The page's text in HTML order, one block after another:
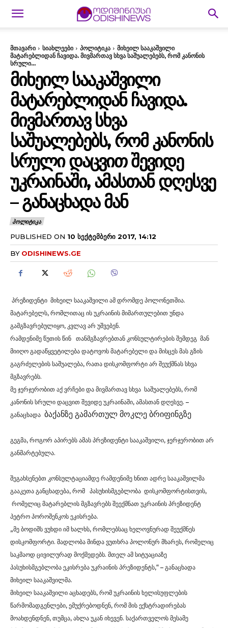
მთავარი სიახლეები პოლიტიკა
მიხეილ სააკაშვილი
მატარებლიდან ჩავიდა. მივმართავ სხვა საშუალებებს, რომ კანონის
სრული...
ᲛᲘᲮᲔᲘᲚ ᲡᲐᲐᲙᲐᲨᲕᲘᲚᲘ
ᲛᲐᲢᲐᲠᲔᲑᲚᲘᲓᲐᲜ ᲩᲐᲕᲘᲓᲐ.
ᲛᲘᲕᲛᲐᲠᲗᲐᲕ ᲡᲮᲕᲐ
ᲡᲐᲨᲣᲐᲚᲔᲑᲔᲑᲡ, ᲠᲝᲛ ᲙᲐᲜᲝᲜᲘᲡ
ᲡᲠᲣᲚᲘ ᲓᲐᲪᲕᲘᲗ ᲨᲔᲕᲘᲓᲔ
ᲣᲙᲠᲐᲘᲜᲐᲨᲘ, ᲐᲛᲐᲡᲗᲐᲜ ᲓᲦᲔᲡᲕᲔ
– ᲒᲐᲜᲐᲪᲮᲐᲓᲐ ᲛᲐᲜ
ᲞᲝᲚᲘᲢᲘᲙᲐ
PUBLISHED ON 10 ᲡᲔᲥᲢᲔᲛᲑᲔᲠᲘ 2017, 14:12
BY ODISHINEWS.GE
პრეზიდენტი მიხეილ სააკაშვილი ამ დრომდე პოლონეთშია.
მატარებელს, რომლითაც ის უკრაინის მიმართულებით უნდა
გამგზავრებულიყო, კვლავ არ უშვებენ.
რამდენიმე წუთის წინ თანმგზავრებთან კონსულტირების შემდეგ მან
მიიღო გადაწყვეტილება დატოვოს მატარებელი და მისცეს მას გზის
გაგრძელების საშუალება, რათა დისკომფორტი არ შეუქმნას სხვა
მგზავრებს.
მე ჯერჯერობით აქ ვრჩები და მივმართავ სხვა საშუალებებს, რომ
კანონის სრული დაცვით შევიდე უკრაინაში, ამასთან დღესვე. –
განაცხადა ბაქანზე გამართულ მოკლე ბრიფინგზე
გეგმა, როგორ აპირებს ამას პრეზიდენტი სააკაშვილი, ჯერჯერობით არ
განმარტებულა.
შეგახსენებთ კონსულტაციამდე რამდენიმე ხნით ადრე სააკაშვილმა
გააკეთა განცხადება, რომ პასუხისმგებლობა დისკომფორტისთვის,
რომელიც მატარებლის მგზავრებს შეექმნათ უკრაინის პრეზიდენტ
პეტრო პოროშენკოს ეკისრება.
„მე ბოდიშს ვუხდი იმ ხალხს, რომლებსაც ხელოვნურად შეუქმნეს
დისკომფორტი. მადლობა მინდა ვუთხრა პოლონურ მხარეს, რომელიც
საკმაოდ ცივილურად მოქმედებს. მთელ ამ სიტუაციაზე
პასუხისმგებლობა ეკისრება უკრაინის პრეზიდენტს,“ – განაცხადა
მიხეილ სააკაშვილმა.
მიხეილ სააკაშვილი აცხადებს, რომ უკრაინის ხელისუფლების
წარმომადგენლები, ემუქრებოდნენ, რომ მის ექსტრადირებას
მოახდენდნენ, თუმცა, ახლა უკან იხევენ. საქართველოს მესამე